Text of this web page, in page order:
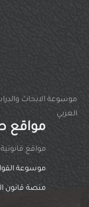
موسوعة الابحاث
العربي
مواقع
مواقغ
موسوعة
منصة قانون